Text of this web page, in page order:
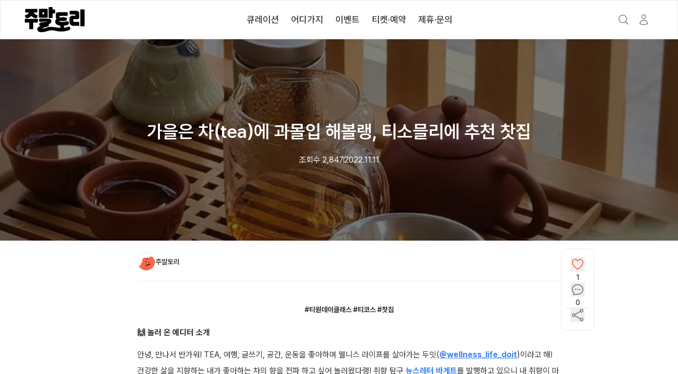
큐레이션 어디가지 이벤트 티켓·예약 제휴·문의
가을은 차(tea)에 과몰입 해볼랭, 티소믈리에 추천 찻집
조회수2,8472022.11.11
주말토리
#티원데이클래스 #티코스 #찻집
🙌 놀러 온 에디터 소개
안녕, 만나서 반가워! TEA, 여행, 글쓰기, 공간, 운동을 좋아하며 웰니스 라이프를 살아가는 두잇(@wellness_life_doit)이라고 해!
건강한 삶을 지향하는 내가 좋아하는 차의 향을 전파 하고 싶어 놀러왔다랭! 취향 탐구 뉴스레터 바게트를 발행하고 있으니 내 취향이 마
1
0